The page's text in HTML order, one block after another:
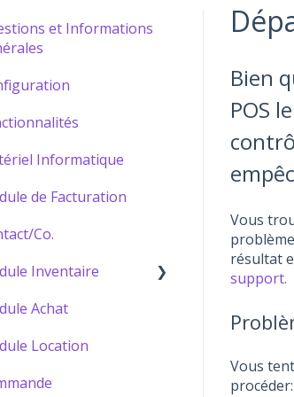
Bien
POS
Vous
résultat
support.
Vous
procéder:
et Informations
Informatique
de Facturation
Co.
Inventaire
votre Catalogue
Achat
Location